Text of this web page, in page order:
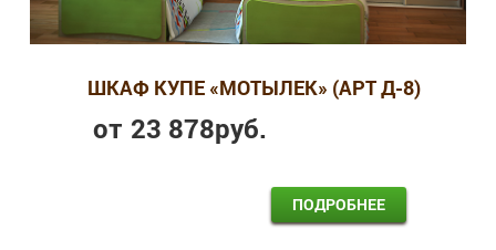
ШКАФ КУПЕ «МОТЫЛЕК» (АРТ Д-8)
от 23 878руб.
ПОДРОБНЕЕ